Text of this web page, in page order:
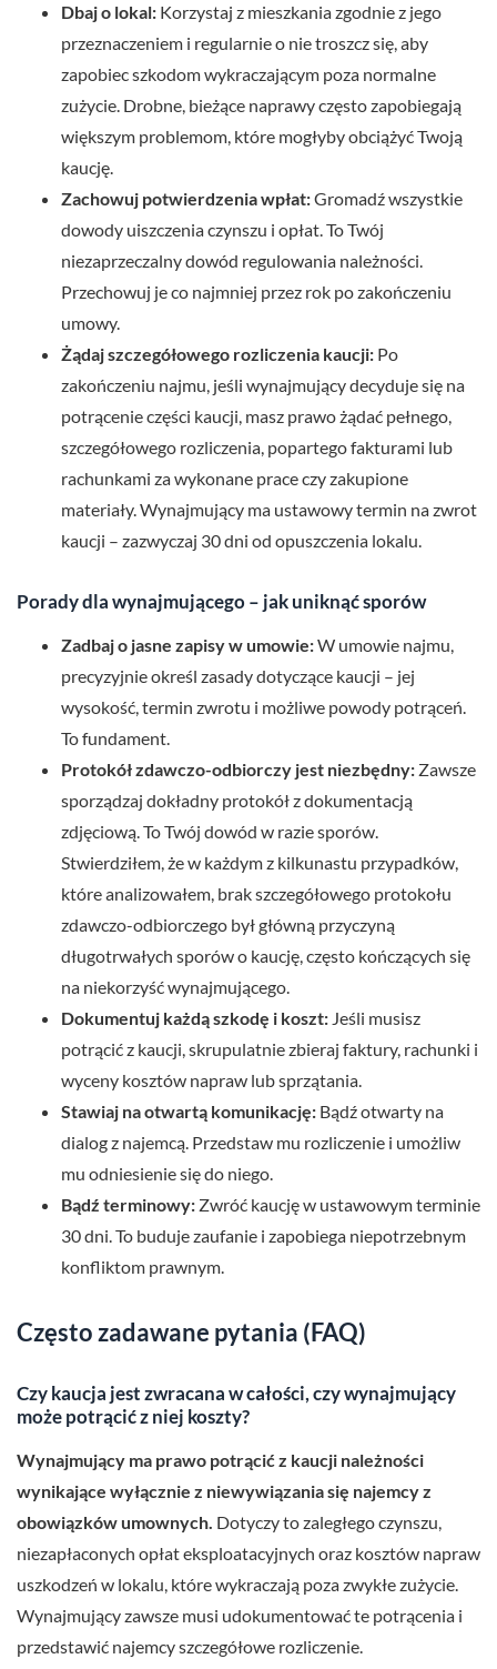
Dbaj o lokal: Korzystaj z mieszkania zgodnie z jego
przeznaczeniem i regularnie o nie troszcz się, aby
zapobiec szkodom wykraczającym poza normalne
zużycie. Drobne, bieżące naprawy często zapobiegają
większym problemom, które mogłyby obciążyć Twoją
kaucję.
Zachowuj potwierdzenia wpłat:Gromadź wszystkie
dowody uiszczenia czynszu i opłat. To Twój
niezaprzeczalny dowód regulowania należności.
Przechowuj je co najmniej przez rok po zakończeniu
umowy.
Żądaj szczegółowego rozliczenia kaucji: Po
zakończeniu najmu, jeśli wynajmujący decyduje się na
potrącenie części kaucji, masz prawo żądać pełnego,
szczegółowego rozliczenia, popartego fakturami lub
rachunkami za wykonane prace czy zakupione
materiały. Wynajmujący ma ustawowy termin na zwrot
kaucji – zazwyczaj 30 dni od opuszczenia lokalu.
Porady dla wynajmującego – jak uniknąć sporów
Zadbaj o jasne zapisy w umowie:W umowie najmu,
precyzyjnie określ zasady dotyczące kaucji – jej
wysokość, termin zwrotu i możliwe powody potrąceń.
To fundament.
Protokół zdawczo-odbiorczy jest niezbędny: Zawsze
sporządzaj dokładny protokół z dokumentacją
zdjęciową. To Twój dowód w razie sporów.
Stwierdziłem, że w każdym z kilkunastu przypadków,
które analizowałem, brak szczegółowego protokołu
zdawczo-odbiorczego był główną przyczyną
długotrwałych sporów o kaucję, często kończących się
na niekorzyść wynajmującego.
Dokumentuj każdą szkodę i koszt: Jeśli musisz
potrącić z kaucji, skrupulatnie zbieraj faktury, rachunki i
wyceny kosztów napraw lub sprzątania.
Stawiaj na otwartą komunikację: Bądź otwarty na
dialog z najemcą. Przedstaw mu rozliczenie i umożliw
mu odniesienie się do niego.
Bądź terminowy: Zwróć kaucję w ustawowym terminie
30 dni. To buduje zaufanie i zapobiega niepotrzebnym
konfliktom prawnym.
Często zadawane pytania (FAQ)
Czy kaucja jest zwracana w całości, czy wynajmujący
może potrącić z niej koszty?
Wynajmujący ma prawo potrącić z kaucji należności
wynikające wyłącznie z niewywiązania się najemcy z
obowiązków umownych. Dotyczy to zaległego czynszu,
niezapłaconych opłat eksploatacyjnych oraz kosztów napraw
uszkodzeń w lokalu, które wykraczają poza zwykłe zużycie.
Wynajmujący zawsze musi udokumentować te potrącenia i
przedstawić najemcy szczegółowe rozliczenie.